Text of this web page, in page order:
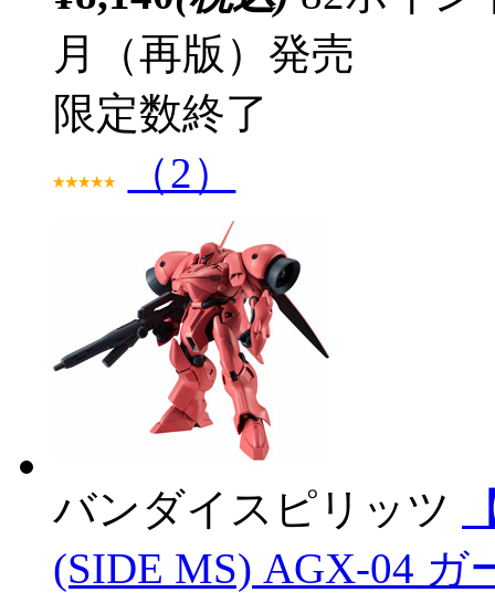
月（再版）発売
限定数終了
（2）
バンダイスピリッツ
(SIDE MS) AGX-04 ガ